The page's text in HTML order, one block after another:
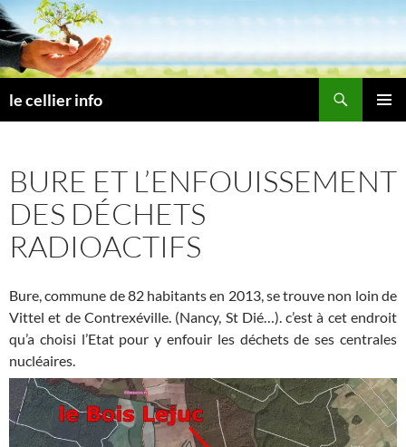
Aller
au
contenu
le cellier info
BURE ET L’ENFOUISSEMENT
DES DÉCHETS
RADIOACTIFS
Bure, commune de 82 habitants en 2013, se trouve non loin de
Vittel et de Contrexéville. (Nancy, St Dié…). c’est à cet endroit
qu’a choisi l’Etat pour y enfouir les déchets de ses centrales
nucléaires.